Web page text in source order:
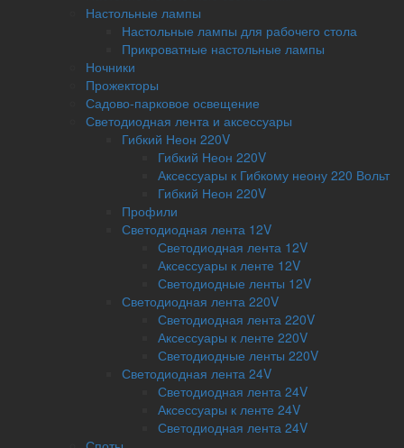
Настольные лампы
Настольные лампы для рабочего стола
Прикроватные настольные лампы
Ночники
Прожекторы
Садово-парковое освещение
Светодиодная лента и аксессуары
Гибкий Неон 220V
Гибкий Неон 220V
Аксессуары к Гибкому неону 220 Вольт
Гибкий Неон 220V
Профили
Светодиодная лента 12V
Светодиодная лента 12V
Аксессуары к ленте 12V
Светодиодные ленты 12V
Светодиодная лента 220V
Светодиодная лента 220V
Аксессуары к ленте 220V
Светодиодные ленты 220V
Светодиодная лента 24V
Светодиодная лента 24V
Аксессуары к ленте 24V
Светодиодная лента 24V